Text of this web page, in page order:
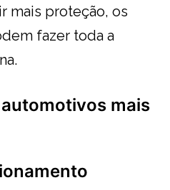
mais proteção, os
fazer toda a
mais